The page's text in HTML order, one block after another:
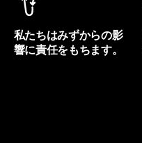
私たちはみずからの影
響に責任をもちます。